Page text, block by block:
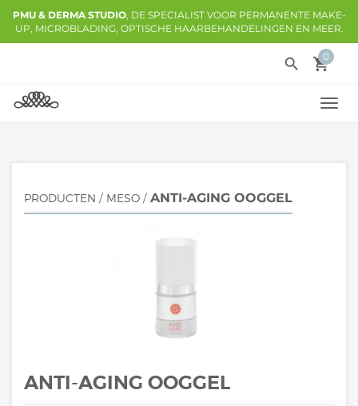
PMU & DERMA STUDIO, DE SPECIALIST VOOR PERMANENTE MAKE-
UP, MICROBLADING, OPTISCHE HAARBEHANDELINGEN EN MEER.
local_grocery_store
0
search
PRODUCTEN / MESO / ANTI-AGING OOGGEL
ANTI-AGING OOGGEL